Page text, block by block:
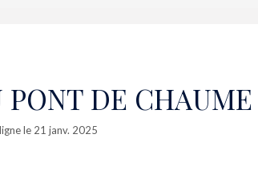
DE CHAUME
le 21 janv. 2025